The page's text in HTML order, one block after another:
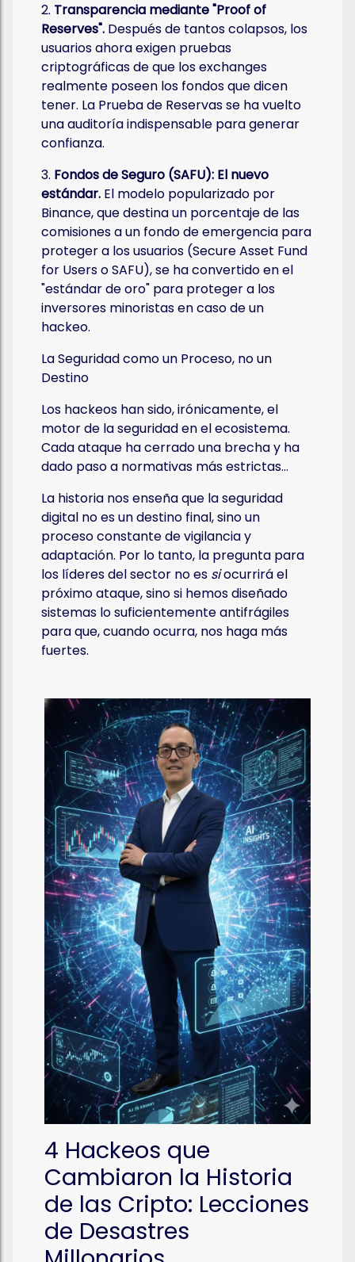
4 Hackeos que
Cambiaron la Historia
de las Cripto: Lecciones
de Desastres
2. Transparencia mediante "Proof of
Reserves". Después de tantos colapsos, los
usuarios ahora exigen pruebas
criptográficas de que los exchanges
realmente poseen los fondos que dicen
tener. La Prueba de Reservas se ha vuelto
una auditoría indispensable para generar
confianza.
3. Fondos de Seguro (SAFU): El nuevo
estándar. El modelo popularizado por
Binance, que destina un porcentaje de las
comisiones a un fondo de emergencia para
proteger a los usuarios (Secure Asset Fund
for Users o SAFU), se ha convertido en el
"estándar de oro" para proteger a los
inversores minoristas en caso de un
hackeo.
La Seguridad como un Proceso, no un
Destino
Los hackeos han sido, irónicamente, el
motor de la seguridad en el ecosistema.
Cada ataque ha cerrado una brecha y ha
dado paso a normativas más estrictas...
La historia nos enseña que la seguridad
digital no es un destino final, sino un
proceso constante de vigilancia y
adaptación. Por lo tanto, la pregunta para
los líderes del sector no es siocurrirá el
próximo ataque, sino si hemos diseñado
sistemas lo suficientemente antifrágiles
para que, cuando ocurra, nos haga más
fuertes.